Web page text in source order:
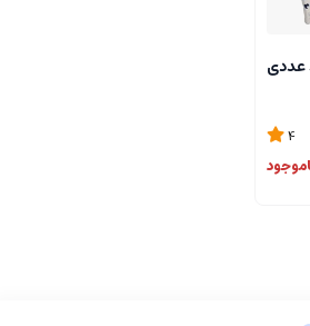
دستمال حوله ای نوزاد 8 عددی
4